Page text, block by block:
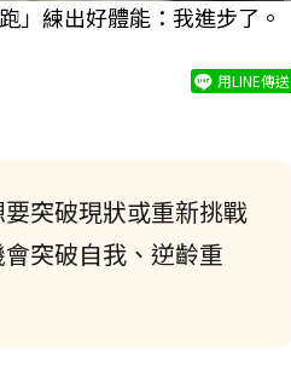
」練出好體能：我進步了。
用LINE傳送
突破現狀或重新挑戰
突破自我、逆齡重